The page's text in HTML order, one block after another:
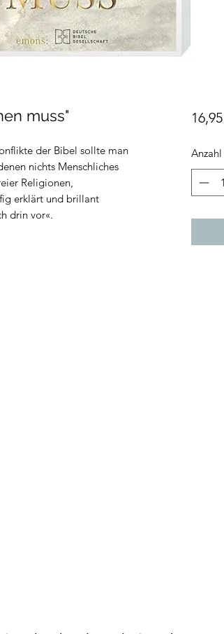
muss"
der Bibel sollte man
nichts Menschliches
Religionen,
erklärt und brillant
drin vor«.
Anzahl